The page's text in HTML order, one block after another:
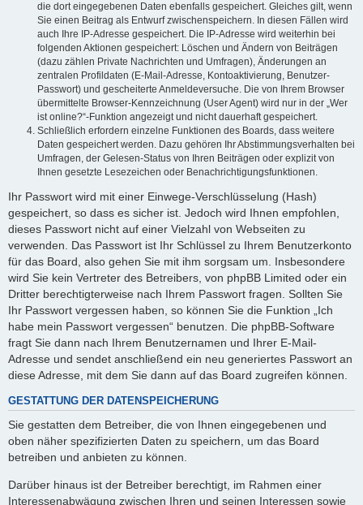
die dort eingegebenen Daten ebenfalls gespeichert. Gleiches gilt, wenn
Sie einen Beitrag als Entwurf zwischenspeichern. In diesen Fällen wird
auch Ihre IP-Adresse gespeichert. Die IP-Adresse wird weiterhin bei
folgenden Aktionen gespeichert: Löschen und Ändern von Beiträgen
(dazu zählen Private Nachrichten und Umfragen), Änderungen an
zentralen Profildaten (E-Mail-Adresse, Kontoaktivierung, Benutzer-
Passwort) und gescheiterte Anmeldeversuche. Die von Ihrem Browser
übermittelte Browser-Kennzeichnung (User Agent) wird nur in der „Wer
ist online?“-Funktion angezeigt und nicht dauerhaft gespeichert.
Schließlich erfordern einzelne Funktionen des Boards, dass weitere
Daten gespeichert werden. Dazu gehören Ihr Abstimmungsverhalten bei
Umfragen, der Gelesen-Status von Ihren Beiträgen oder explizit von
Ihnen gesetzte Lesezeichen oder Benachrichtigungsfunktionen.
Ihr Passwort wird mit einer Einwege-Verschlüsselung (Hash)
gespeichert, so dass es sicher ist. Jedoch wird Ihnen empfohlen,
dieses Passwort nicht auf einer Vielzahl von Webseiten zu
verwenden. Das Passwort ist Ihr Schlüssel zu Ihrem Benutzerkonto
für das Board, also gehen Sie mit ihm sorgsam um. Insbesondere
wird Sie kein Vertreter des Betreibers, von phpBB Limited oder ein
Dritter berechtigterweise nach Ihrem Passwort fragen. Sollten Sie
Ihr Passwort vergessen haben, so können Sie die Funktion „Ich
habe mein Passwort vergessen“ benutzen. Die phpBB-Software
fragt Sie dann nach Ihrem Benutzernamen und Ihrer E-Mail-
Adresse und sendet anschließend ein neu generiertes Passwort an
diese Adresse, mit dem Sie dann auf das Board zugreifen können.
GESTATTUNG DER DATENSPEICHERUNG
Sie gestatten dem Betreiber, die von Ihnen eingegebenen und
oben näher spezifizierten Daten zu speichern, um das Board
betreiben und anbieten zu können.
Darüber hinaus ist der Betreiber berechtigt, im Rahmen einer
Interessenabwägung zwischen Ihren und seinen Interessen sowie